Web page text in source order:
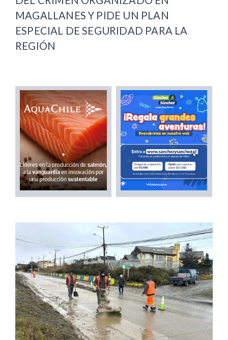
MAGALLANES Y PIDE UN PLAN
ESPECIAL DE SEGURIDAD PARA LA
REGIÓN